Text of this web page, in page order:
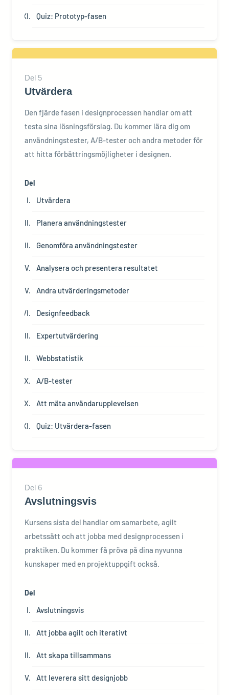
Quiz: Prototyp-fasen
Del 5
Utvärdera
Den fjärde fasen i designprocessen handlar om att
testa sina lösningsförslag. Du kommer lära dig om
användningstester, A/B-tester och andra metoder för
att hitta förbättringsmöjligheter i designen.
Del
Utvärdera
Planera användningstester
Genomföra användningstester
Analysera och presentera resultatet
Andra utvärderingsmetoder
Designfeedback
Expertutvärdering
Webbstatistik
A/B-tester
Att mäta användarupplevelsen
Quiz: Utvärdera-fasen
Del 6
Avslutningsvis
Kursens sista del handlar om samarbete, agilt
arbetssätt och att jobba med designprocessen i
praktiken. Du kommer få pröva på dina nyvunna
kunskaper med en projektuppgift också.
Del
Avslutningsvis
Att jobba agilt och iterativt
Att skapa tillsammans
Att leverera sitt designjobb